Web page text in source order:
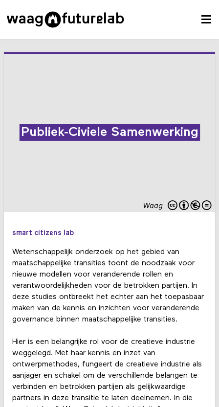
Waag
Publiek-Civiele Samenwerking
smart citizens lab
Wetenschappelijk onderzoek op het gebied van
maatschappelijke transities toont de noodzaak voor
nieuwe modellen voor veranderende rollen en
verantwoordelijkheden voor de betrokken partijen. In
deze studies ontbreekt het echter aan het toepasbaar
maken van de kennis en inzichten voor veranderende
governance binnen maatschappelijke transities.
Hier is een belangrijke rol voor de creatieve industrie
weggelegd. Met haar kennis en inzet van
ontwerpmethodes, fungeert de creatieve industrie als
aanjager en schakel om de verschillende belangen te
verbinden en betrokken partijen als gelijkwaardige
partners in deze transitie te laten deelnemen. In die